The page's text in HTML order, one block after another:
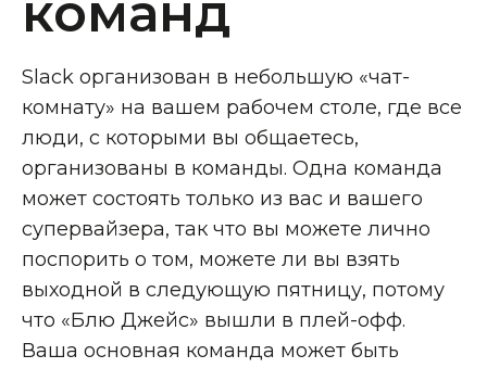
команд
Slack организован в небольшую «чат-
комнату» на вашем рабочем столе, где все
люди, с которыми вы общаетесь,
организованы в команды. Одна команда
может состоять только из вас и вашего
супервайзера, так что вы можете лично
поспорить о том, можете ли вы взять
выходной в следующую пятницу, потому
что «Блю Джейс» вышли в плей-офф.
Ваша основная команда может быть